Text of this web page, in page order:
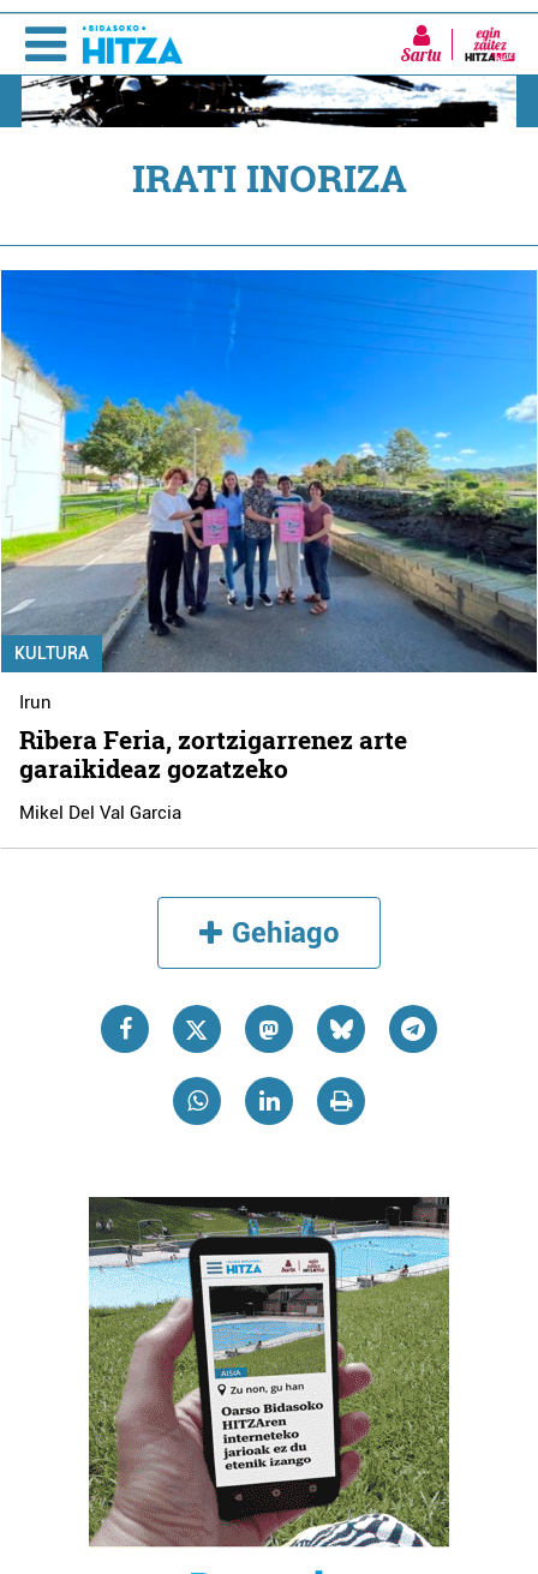
Sartu
IRATI INORIZA
KULTURA
Irun
Ribera Feria, zortzigarrenez arte
garaikideaz gozatzeko
Mikel Del Val Garcia
Gehiago